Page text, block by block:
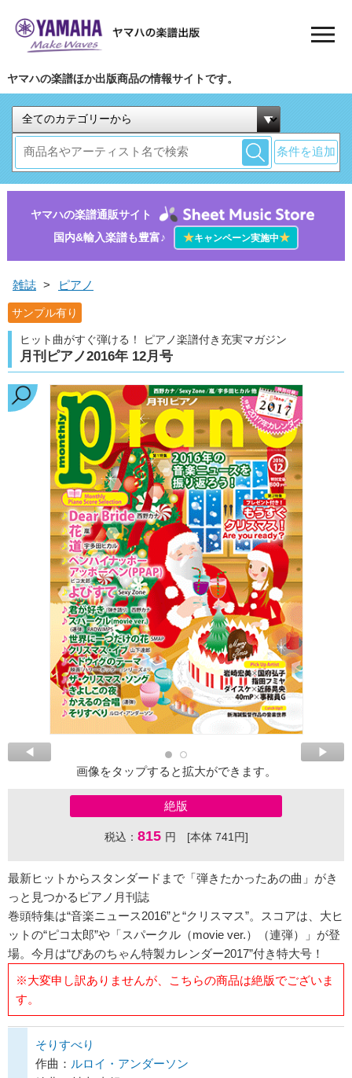
ヤマハの楽譜ほか出版商品の情報サイトです。
条件を追加
ヤマハの楽譜通販サイト
国内&輸入楽譜も豊富♪
★キャンペーン実施中★
雑誌 > ピアノ
サンプル有り
ヒット曲がすぐ弾ける！ ピアノ楽譜付き充実マガジン
月刊ピアノ2016年 12月号
画像をタップすると拡大ができます。
絶版
税込： 815 円 [本体 741円]
最新ヒットからスタンダードまで「弾きたかったあの曲」がき
っと見つかるピアノ月刊誌
巻頭特集は“音楽ニュース2016”と“クリスマス”。スコアは、大ヒ
ットの“ピコ太郎”や「スパークル（movie ver.）（連弾）」が登
場。今月は“ぴあのちゃん特製カレンダー2017”付き特大号！
※大変申し訳ありませんが、こちらの商品は絶版でございま
す。
そりすべり
作曲： ルロイ・アンダーソン